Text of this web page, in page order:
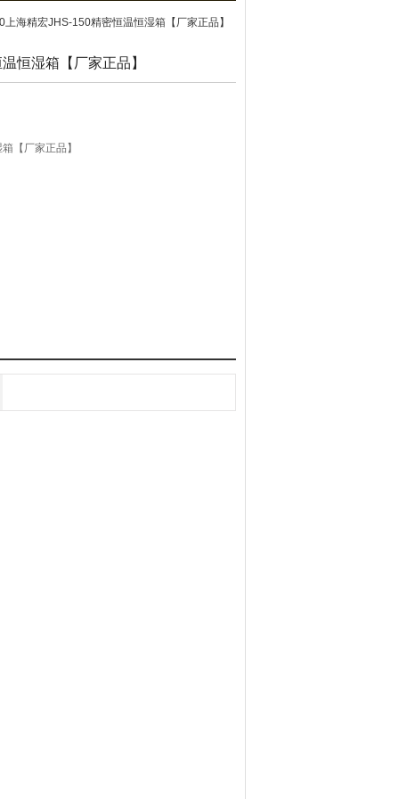
上海精宏JHS-150精密恒温恒湿箱【厂家正品】
恒湿箱【厂家正品】
【厂家正品】